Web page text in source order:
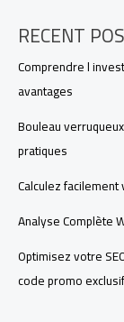
RECENT
Comprendre l
avantages
Bouleau
pratiques
Calculez
Analyse Complète
Optimisez votre
code promo